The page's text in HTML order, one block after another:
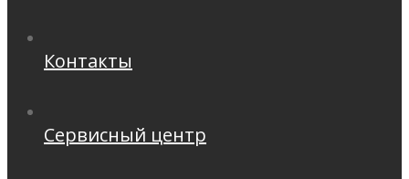
Контакты
Сервисный центр